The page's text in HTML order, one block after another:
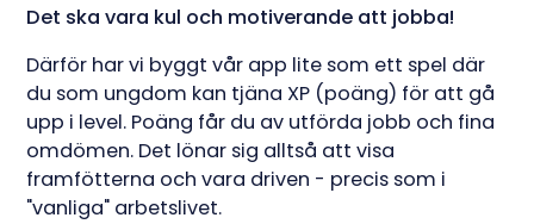
Det ska vara kul och motiverande att jobba!
Därför har vi byggt vår app lite som ett spel där
du som ungdom kan tjäna XP (poäng) för att gå
upp i level. Poäng får du av utförda jobb och fina
omdömen. Det lönar sig alltså att visa
framfötterna och vara driven - precis som i
"vanliga" arbetslivet.